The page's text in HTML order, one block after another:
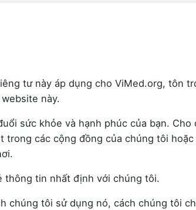
tư này áp dụng cho ViMed.org, tôn
này.
sức khỏe và hạnh phúc của bạn. Cho
các cộng đồng của chúng tôi hoặc
thông tin nhất định với chúng tôi.
chúng tôi sử dụng nó, cách chúng tôi